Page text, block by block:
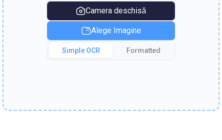
Camera deschisă
Alege Imagine
Simple OCR Formatted